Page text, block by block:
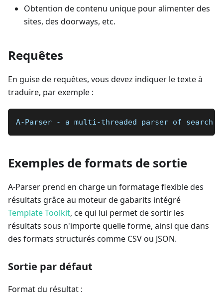
Obtention de contenu unique pour alimenter des
sites, des doorways, etc.
Requêtes
En guise de requêtes, vous devez indiquer le texte à
traduire, par exemple :
A-Parser - a multi-threaded parser of search
Exemples de formats de sortie
A-Parser prend en charge un formatage flexible des
résultats grâce au moteur de gabarits intégré
Template Toolkit, ce qui lui permet de sortir les
résultats sous n'importe quelle forme, ainsi que dans
des formats structurés comme CSV ou JSON.
Sortie par défaut
Format du résultat :